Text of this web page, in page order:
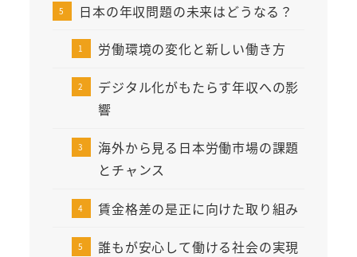
日本の年収問題の未来はどうなる？
労働環境の変化と新しい働き方
デジタル化がもたらす年収への影
響
海外から見る日本労働市場の課題
とチャンス
賃金格差の是正に向けた取り組み
誰もが安心して働ける社会の実現